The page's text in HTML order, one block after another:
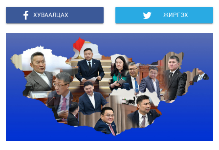
ХУВААЛЦАХ ЖИРГЭХ